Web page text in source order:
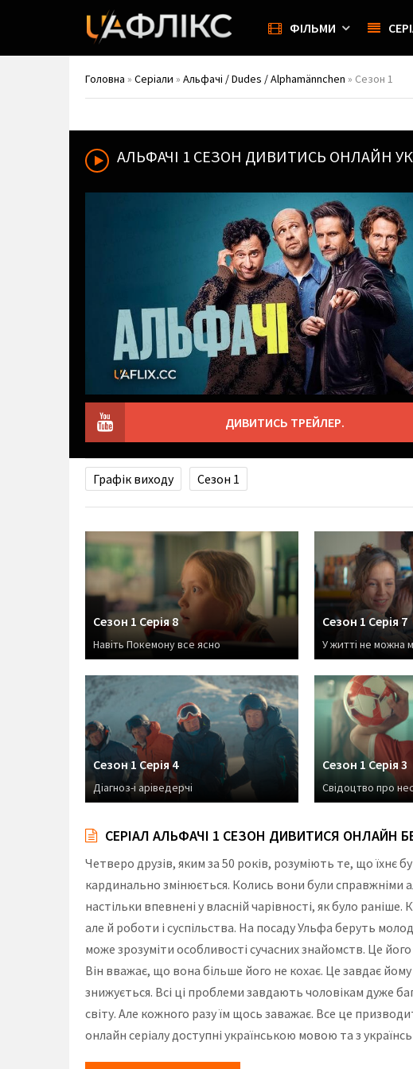
ФІЛЬМИ
Головна » Серіали » Альфачі / Dudes / Alphamännchen » Сезон 1
АЛЬФАЧІ 1 СЕЗОН ДИВИТИСЬ ОНЛАЙН
ДИВИТИСЬ ТРЕЙЛЕР.
Графік виходу Сезон 1
Сезон 1 Серія 8
Навіть Покемону все ясно
Сезон 1 Серія 7
У житті не можна
Сезон 1 Серія 4
Діагноз-і аріведерчі
Сезон 1 Серія 3
Свідоцтво про
СЕРІАЛ АЛЬФАЧІ 1 СЕЗОН ДИВИТИСЯ ОНЛАЙН
Четверо друзів, яким за 50 років, розуміють те, що
кардинально змінюється. Колись вони були справжніми
настільки впевнені у власній чарівності, як було
але й роботи і суспільства. На посаду Ульфа беруть
може зрозуміти особливості сучасних знайомств. Це
Він вважає, що вона більше його не кохає. Це завдає
знижується. Всі ці проблеми завдають чоловікам дуже
світу. Але кожного разу їм щось заважає. Все це
онлайн серіалу доступні українською мовою та з